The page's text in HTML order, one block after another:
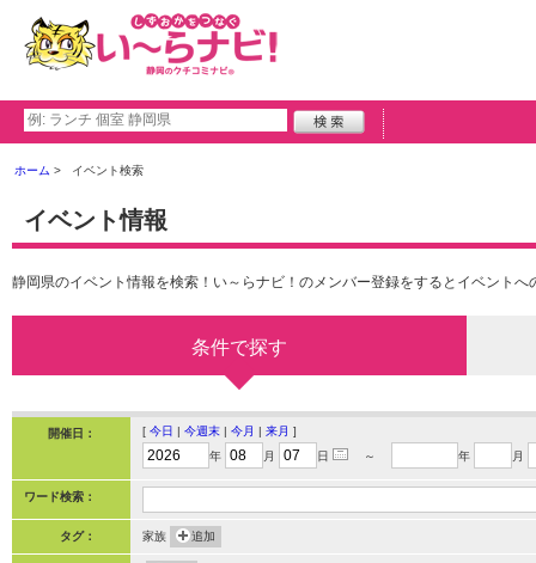
ホーム イベント検索
イベント情報
静岡県のイベント情報を検索！い～らナビ！のメンバー登録をするとイベント
条件で探す
開催日： [ 今日 | 今週末 | 今月 | 来月 ]
年
月 日 ～ 年 月
ワード検索：
タグ： 家族 追加